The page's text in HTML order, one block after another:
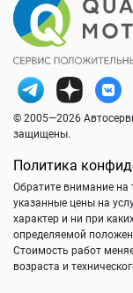
© 2005—2026
защищены.
Политика
Обратите внимание на
указанные цены на
характер и ни при
определяемой
Стоимость работ
возраста и